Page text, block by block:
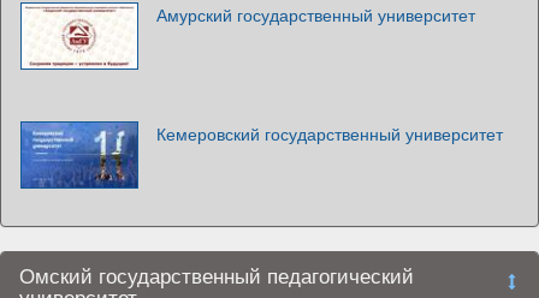
Амурский государственный университет
Кемеровский государственный университет
Омский государственный педагогический